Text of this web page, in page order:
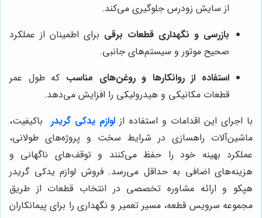
از سایش زودرس جلوگیری می‌کند.
بازرسی و نگهداری قطعات برقی برای اطمینان از عملکرد
صحیح موتور و سیستم‌های جانبی.
استفاده از روانکارها و روغن‌های مناسب که طول عمر
قطعات مکانیکی و هیدرولیکی را افزایش می‌دهد.
با اجرای این اقدامات و استفاده از لوازم يدكى گريدر
باکیفیت،
ماشین‌آلات راهسازی در شرایط سخت و پروژه‌های طولانی،
عملکرد بهینه خود را حفظ می‌کنند و توقف‌های ناگهانی و
هزینه‌های اضافی به حداقل می‌رسد. فروش لوازم يدكى گريدر
هپكو و ارائه مشاوره تخصصی در انتخاب قطعات از طریق
مجموعه سرویس قطعه، مسیر تعمیر و نگهداری را برای پیمانکاران